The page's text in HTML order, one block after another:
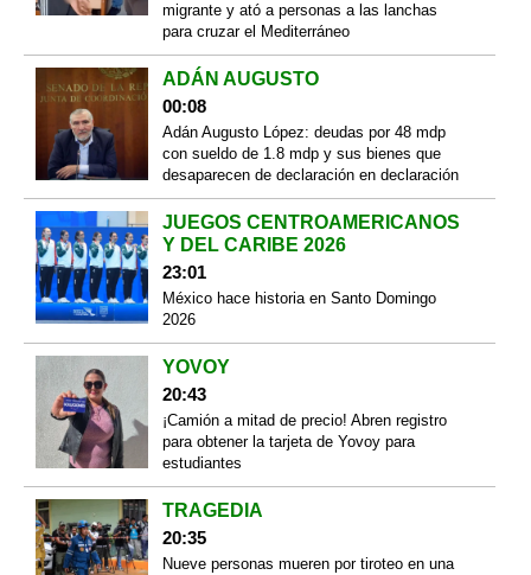
migrante y ató a personas a las lanchas
para cruzar el Mediterráneo
ADÁN AUGUSTO
00:08
Adán Augusto López: deudas por 48 mdp
con sueldo de 1.8 mdp y sus bienes que
desaparecen de declaración en declaración
JUEGOS CENTROAMERICANOS
Y DEL CARIBE 2026
23:01
México hace historia en Santo Domingo
2026
YOVOY
20:43
¡Camión a mitad de precio! Abren registro
para obtener la tarjeta de Yovoy para
estudiantes
TRAGEDIA
20:35
Nueve personas mueren por tiroteo en una